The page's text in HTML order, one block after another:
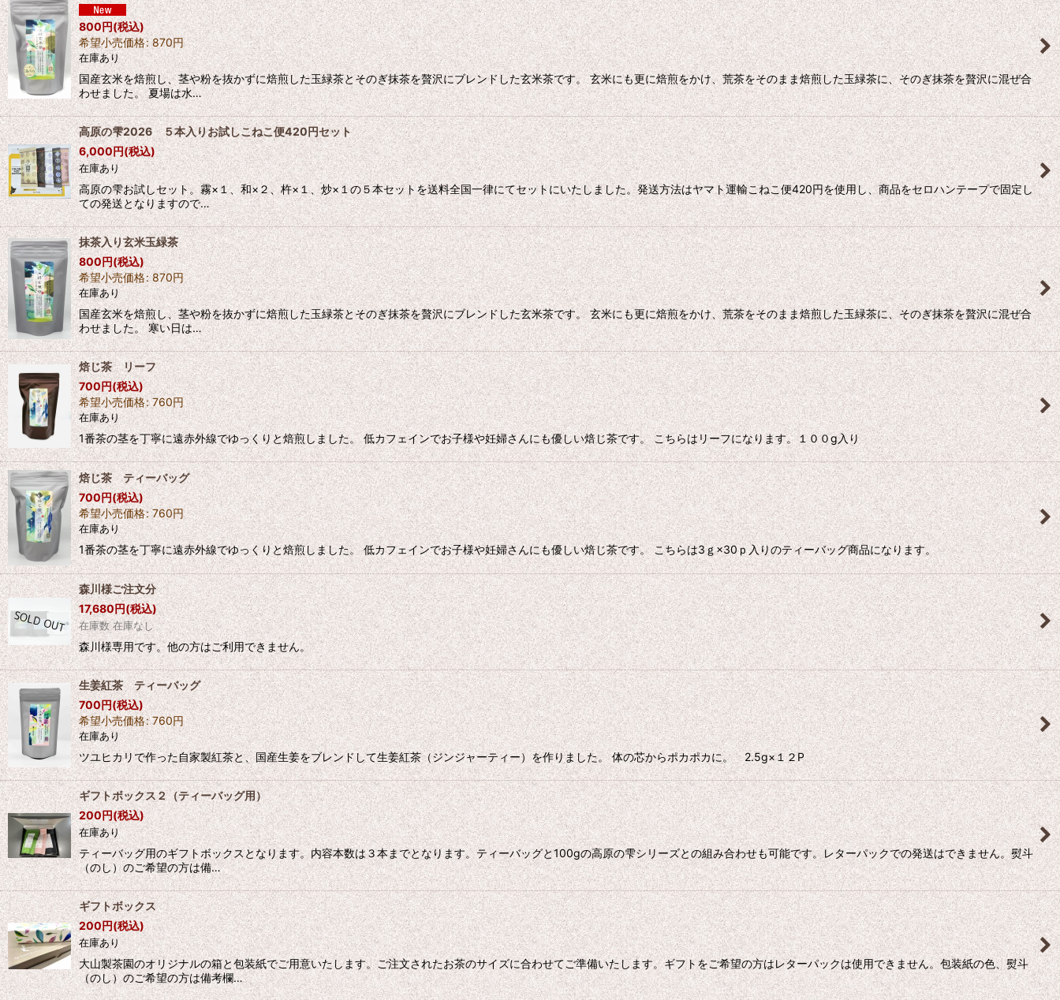
800円(税込)
希望小売価格: 870円
在庫あり
国産玄米を焙煎し、茎や粉を抜かずに焙煎した玉緑茶とそのぎ抹茶を贅沢にブレンドした玄米茶です。 玄米にも更に焙煎をかけ、荒茶をそのまま焙煎した玉緑茶に、そのぎ抹茶を贅沢に混ぜ合
わせました。 夏場は水…
高原の雫2026 ５本入りお試しこねこ便420円セット
6,000円(税込)
在庫あり
高原の雫お試しセット。霧×１、和×２、杵×１、炒×１の５本セットを送料全国一律にてセットにいたしました。発送方法はヤマト運輸こねこ便420円を使用し、商品をセロハンテープで固定し
ての発送となりますので…
抹茶入り玄米玉緑茶
800円(税込)
希望小売価格: 870円
在庫あり
国産玄米を焙煎し、茎や粉を抜かずに焙煎した玉緑茶とそのぎ抹茶を贅沢にブレンドした玄米茶です。 玄米にも更に焙煎をかけ、荒茶をそのまま焙煎した玉緑茶に、そのぎ抹茶を贅沢に混ぜ合
わせました。 寒い日は…
焙じ茶 リーフ
700円(税込)
希望小売価格: 760円
在庫あり
1番茶の茎を丁寧に遠赤外線でゆっくりと焙煎しました。 低カフェインでお子様や妊婦さんにも優しい焙じ茶です。 こちらはリーフになります。１００g入り
焙じ茶 ティーバッグ
700円(税込)
希望小売価格: 760円
在庫あり
1番茶の茎を丁寧に遠赤外線でゆっくりと焙煎しました。 低カフェインでお子様や妊婦さんにも優しい焙じ茶です。 こちらは3ｇ×30ｐ入りのティーバッグ商品になります。
森川様ご注文分
17,680円(税込)
在庫数 在庫なし
森川様専用です。他の方はご利用できません。
生姜紅茶 ティーバッグ
700円(税込)
希望小売価格: 760円
在庫あり
ツユヒカリで作った自家製紅茶と、国産生姜をブレンドして生姜紅茶（ジンジャーティー）を作りました。 体の芯からポカポカに。 2.5g×１２P
ギフトボックス２（ティーバッグ用）
200円(税込)
在庫あり
ティーバッグ用のギフトボックスとなります。内容本数は３本までとなります。ティーバッグと100gの高原の雫シリーズとの組み合わせも可能です。レターパックでの発送はできません。熨斗
（のし）のご希望の方は備…
ギフトボックス
200円(税込)
在庫あり
大山製茶園のオリジナルの箱と包装紙でご用意いたします。ご注文されたお茶のサイズに合わせてご準備いたします。ギフトをご希望の方はレターパックは使用できません。包装紙の色、熨斗
（のし）のご希望の方は備考欄…